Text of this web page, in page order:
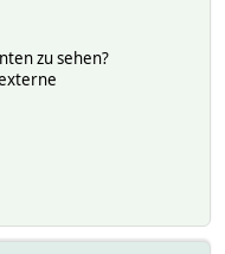
zu sehen?